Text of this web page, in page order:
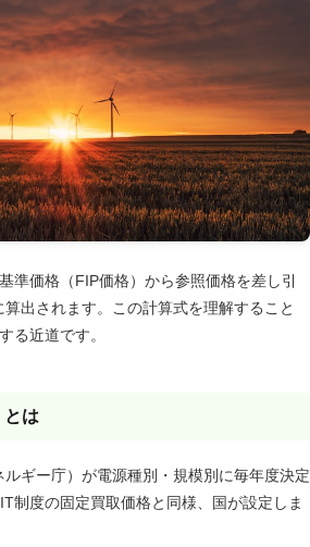
準価格（FIP価格）から参照価格を差し引
出されます。この計算式を理解すること
る近道です。
は
ギー庁）が電源種別・規模別に毎年度決定
制度の固定買取価格と同様、国が設定しま